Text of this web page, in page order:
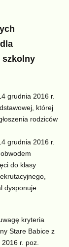
szkolny
grudnia 2016 r.
której
rodziców
grudnia 2016 r.
do klasy
dysponuje
kryteria
Stare Babice z
r. poz.